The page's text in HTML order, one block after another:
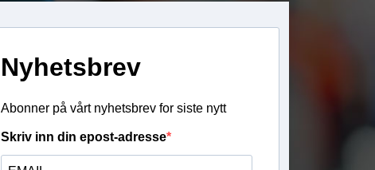
Nyhetsbrev
Abonner på vårt nyhetsbrev for siste nytt
Skriv inn din epost-adresse